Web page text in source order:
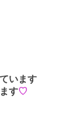
います
す♡